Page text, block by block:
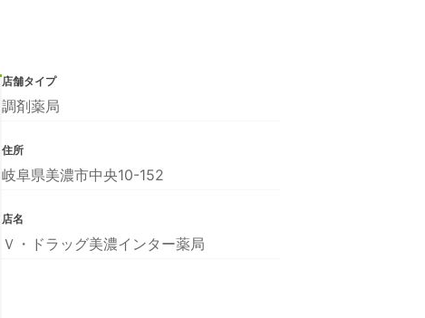
店舗タイプ
調剤薬局
住所
岐阜県美濃市中央10-152
店名
Ｖ・ドラッグ美濃インター薬局